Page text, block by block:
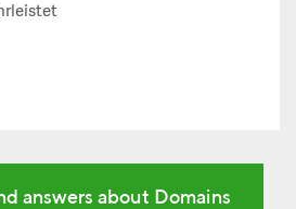
answers about Domains